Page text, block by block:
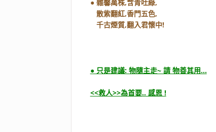
● 雜馨萬株,含青吐綠,
散紫翻紅,香門五色,
千古煙質,翻入君懷中!
● 只是建議: 物隨主走~ 請 物善其用…
<<救人>>為首要.. 感恩 !